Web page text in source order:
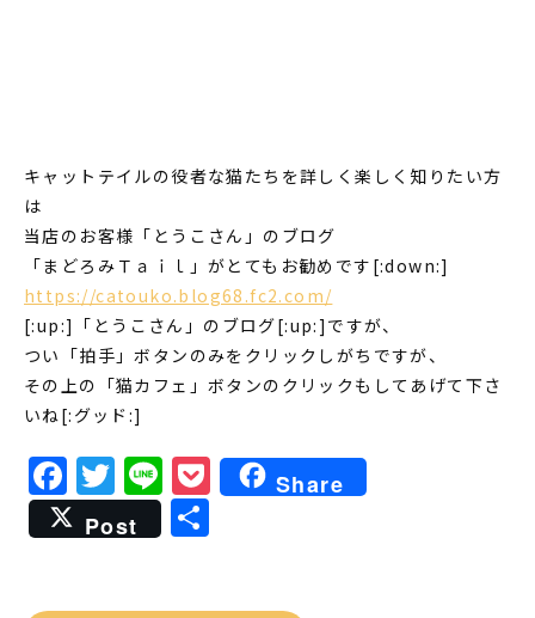
キャットテイルの役者な猫たちを詳しく楽しく知りたい方
は
当店のお客様「とうこさん」のブログ
「まどろみＴａｉｌ」がとてもお勧めです[:down:]
https://catouko.blog68.fc2.com/
[:up:]「とうこさん」のブログ[:up:]ですが、
つい「拍手」ボタンのみをクリックしがちですが、
その上の「猫カフェ」ボタンのクリックもしてあげて下さ
いね[:グッド:]
Facebook
Twitter
LinePocket
Share
Post
共